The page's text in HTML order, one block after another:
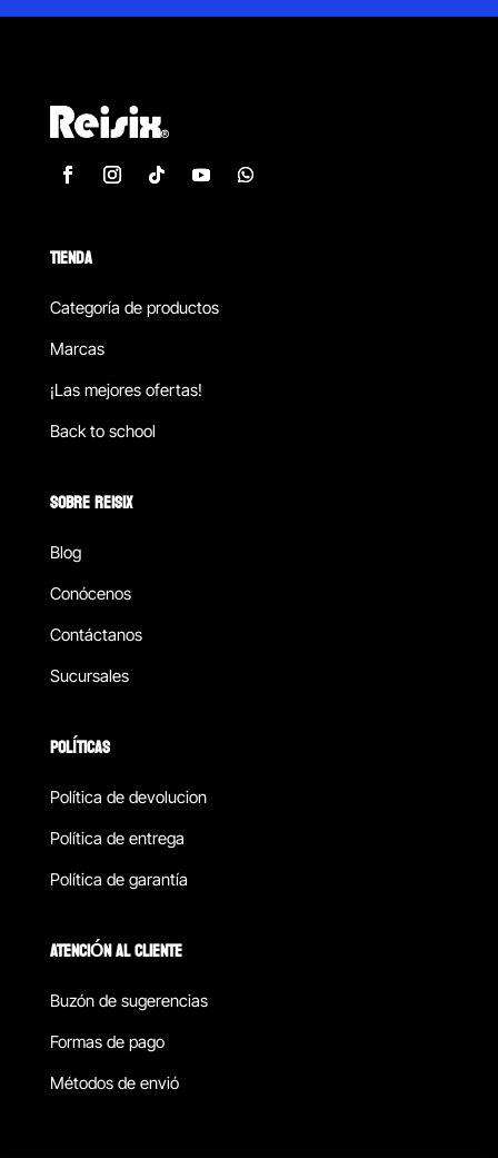
TIENDA
Categoría de productos
Marcas
¡Las mejores ofertas!
Back to school
SOBRE REISIX
Blog
Conócenos
Contáctanos
Sucursales
POLÍTICAS
Política de devolucion
Política de entrega
Política de garantía
ATENCIÓN AL CLIENTE
Buzón de sugerencias
Formas de pago
Métodos de envió